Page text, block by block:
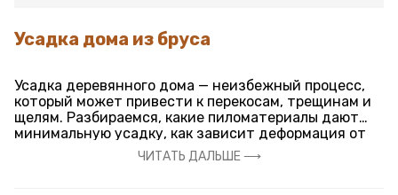
Усадка дома из бруса
Усадка деревянного дома — неизбежный процесс,
который может привести к перекосам, трещинам и
щелям. Разбираемся, какие пиломатериалы дают
минимальную усадку, как зависит деформация от
размеров дома и сезона строительства, а также
какие технологии помогут минимизировать
ЧИТАТЬ ДАЛЬШЕ ⟶